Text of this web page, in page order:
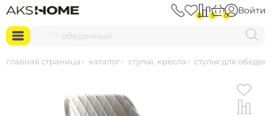
0 0 0 Войти
бе денны й
главная страница каталог стулья, кресла стулья для